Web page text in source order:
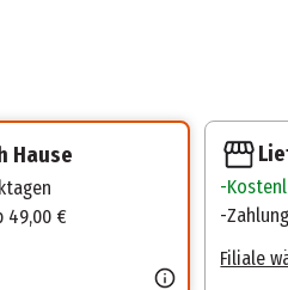
Hause
49,00 €
Filiale